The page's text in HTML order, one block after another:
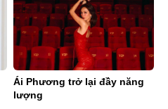
Ái Phương trở lại đầy năng
lượng